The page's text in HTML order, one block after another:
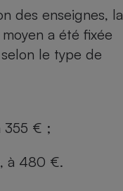
des enseignes, la
a été fixée
le type de
355 € ;
à 480 €.